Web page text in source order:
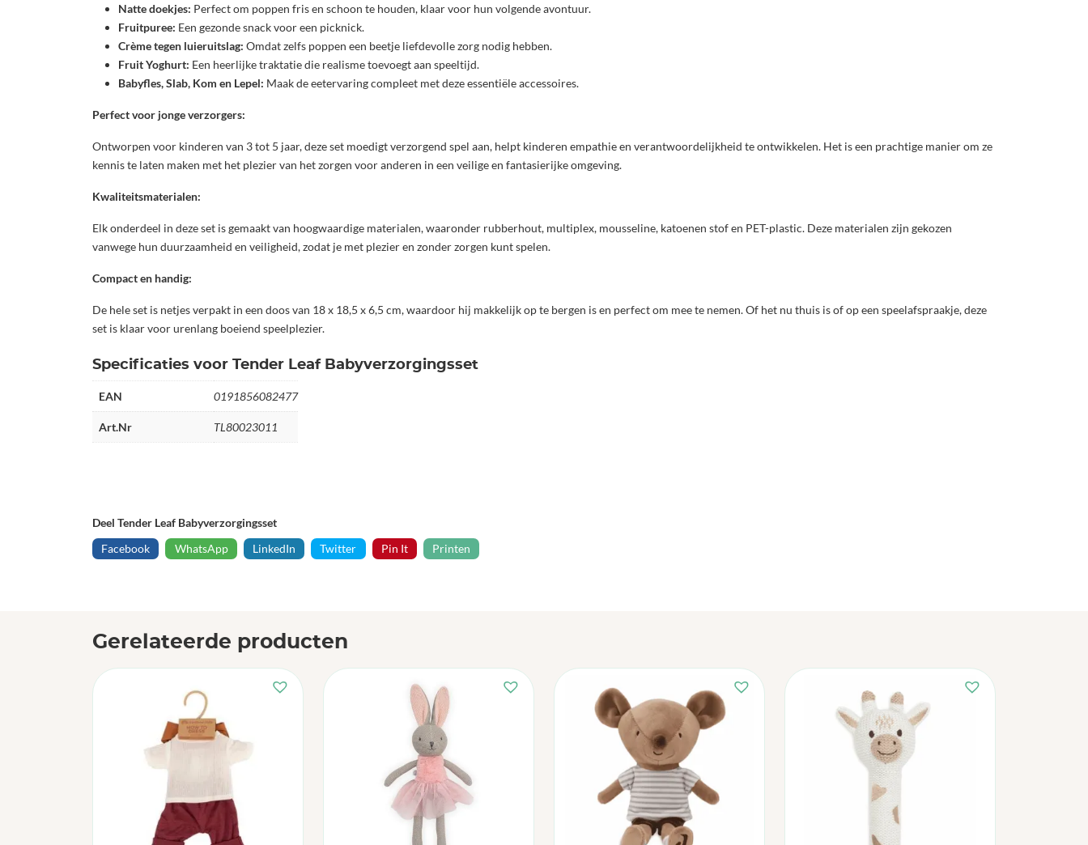
Natte doekjes: Perfect om poppen fris en schoon te houden, klaar voor hun volgende avontuur.
Fruitpuree: Een gezonde snack voor een picknick.
Crème tegen luieruitslag: Omdat zelfs poppen een beetje liefdevolle zorg nodig hebben.
Fruit Yoghurt: Een heerlijke traktatie die realisme toevoegt aan speeltijd.
Babyfles, Slab, Kom en Lepel: Maak de eetervaring compleet met deze essentiële accessoires.
Perfect voor jonge verzorgers:
Ontworpen voor kinderen van 3 tot 5 jaar, deze set moedigt verzorgend spel aan, helpt kinderen empathie en verantwoordelijkheid te ontwikkelen. Het is een prachtige manier om ze
kennis te laten maken met het plezier van het zorgen voor anderen in een veilige en fantasierijke omgeving.
Kwaliteitsmaterialen:
Elk onderdeel in deze set is gemaakt van hoogwaardige materialen, waaronder rubberhout, multiplex, mousseline, katoenen stof en PET-plastic. Deze materialen zijn gekozen
vanwege hun duurzaamheid en veiligheid, zodat je met plezier en zonder zorgen kunt spelen.
Compact en handig:
De hele set is netjes verpakt in een doos van 18 x 18,5 x 6,5 cm, waardoor hij makkelijk op te bergen is en perfect om mee te nemen. Of het nu thuis is of op een speelafspraakje, deze
set is klaar voor urenlang boeiend speelplezier.
Specificaties voor Tender Leaf Babyverzorgingsset
EAN 0191856082477
Art.Nr TL80023011
Deel Tender Leaf Babyverzorgingsset
Facebook
WhatsApp LinkedIn Twitter Pin It Printen
Gerelateerde producten